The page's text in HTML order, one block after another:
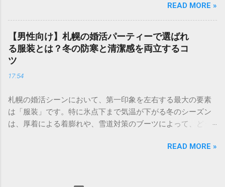
るポイントが大きく異なるのが特徴です。 男性の評価ポイン
ト：経済力と安定感 男性の場合、最も重視されるのは**「年
収」と「職業」**です。 Sランク： 年収1000万円以上、医
師、弁護士、大手商社など Aランク： 年収700〜900万円、上
場企業勤務、公務員など Bランク： 年収400〜600万円、一般
性の評価ポイント：若さと容姿 女性の場合、婚活市場で最も
強い影響力を持つのが**「年齢」と「外見の雰囲気」**で
す。 Sランク： 20代中盤まで、モデル並みの容姿、愛嬌があ
る Aランク： 20代後半〜32歳前後、清楚で整った容姿、家事
能力 Bランク： 33歳〜30代後半、一般的な容姿、自立した仕
て、プロフィールはあなたの「第一印象」そのもの。どれだ
け素敵な内面を持っていても、入り口であるプロフィールで
魅力を伝えられなければ、出会いの土俵に上がることすらで
きません。 成婚退会していく人たちには、共通した「プロフ
ィールの法則」があります。それは、単に自分を良く見せる
ことではなく、**「相手に安心感を与え、未来を想像させ
る」**という視点です。 この記事では、多くの成婚者を輩出
詳細項目の3ステップで徹底解説します。 1. 【写真編】0.5秒
で心を掴む！好感度を最大化する視覚戦略 婚活アプリにおい
て、写真は最も重要な要素です。検索画面で並んだときに
は、**「清潔感」と「親しみやすさ」**の両立にあります。
READ MORE »
【男性向け】札幌の婚活パーティーで選ばれ
る服装とは？冬の防寒と清潔感を両立するコ
ツ
17:54
札幌の婚活シーンにおいて、第一印象を左右する最大の要素
は「服装」です。特に氷点下まで気温が下がる冬のシーズン
は、厚着による着膨れや、雪道対策のブーツによって、どう
ゃれを諦めたくない」 「でも、薄着で震えていては会話どこ
だな」と思われるための最強のコーディネート術を解説しま
READ MORE »